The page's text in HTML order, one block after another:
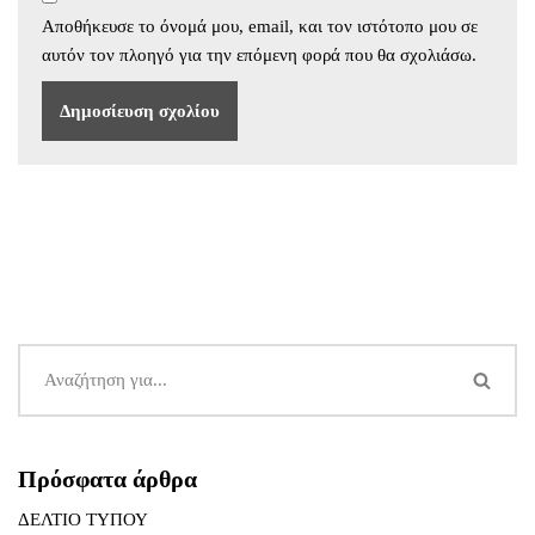
Αποθήκευσε το όνομά μου, email, και τον ιστότοπο μου σε
αυτόν τον πλοηγό για την επόμενη φορά που θα σχολιάσω.
Πρόσφατα άρθρα
ΔΕΛΤΙΟ ΤΥΠΟΥ